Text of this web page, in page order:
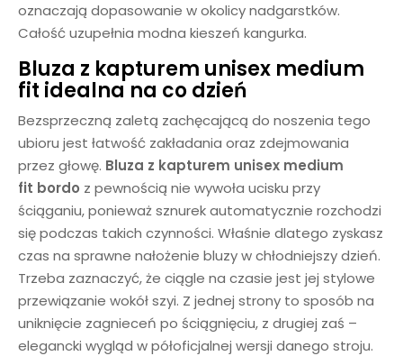
oznaczają dopasowanie w okolicy nadgarstków.
Całość uzupełnia modna kieszeń kangurka.
Bluza z kapturem unisex medium
fit idealna na co dzień
Bezsprzeczną zaletą zachęcającą do noszenia tego
ubioru jest łatwość zakładania oraz zdejmowania
przez głowę. Bluza z kapturem unisex medium
fit bordo z pewnością nie wywoła ucisku przy
ściąganiu, ponieważ sznurek automatycznie rozchodzi
się podczas takich czynności. Właśnie dlatego zyskasz
czas na sprawne nałożenie bluzy w chłodniejszy dzień.
Trzeba zaznaczyć, że ciągle na czasie jest jej stylowe
przewiązanie wokół szyi. Z jednej strony to sposób na
uniknięcie zagnieceń po ściągnięciu, z drugiej zaś –
elegancki wygląd w półoficjalnej wersji danego stroju.